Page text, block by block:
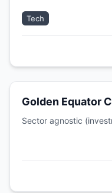
Tech
Golden Equator
Sector agnostic